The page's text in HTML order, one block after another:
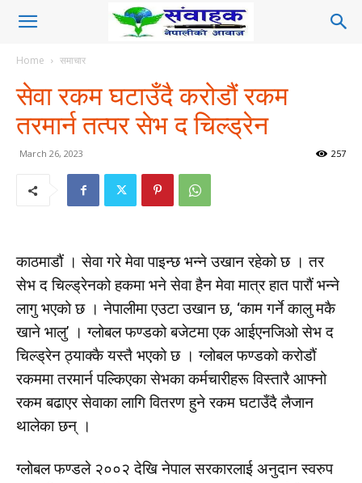
Home समाचार
सेवा रकम घटाउँदै करोडौं रकम
तरमार्न तत्पर सेभ द चिल्ड्रेन
March 26, 2023 257
काठमाडौं । सेवा गरे मेवा पाइन्छ भन्ने उखान रहेको छ । तर
सेभ द चिल्ड्रेनको हकमा भने सेवा हैन मेवा मात्र हात पारौं भन्ने
लागु भएको छ । नेपालीमा एउटा उखान छ, ‘काम गर्ने कालु मकै
खाने भालु’ । ग्लोबल फण्डको बजेटमा एक आईएनजिओ सेभ द
चिल्ड्रेन ठ्याक्कै यस्तै भएको छ । ग्लोबल फण्डको करोडौं
रकममा तरमार्न पल्किएका सेभका कर्मचारीहरू विस्तारै आफ्नो
रकम बढाएर सेवाका लागि वितरण हुने रकम घटाउँदै लैजान
थालेका छन् ।
ग्लोबल फण्डले २००२ देखि नेपाल सरकारलाई अनुदान स्वरुप